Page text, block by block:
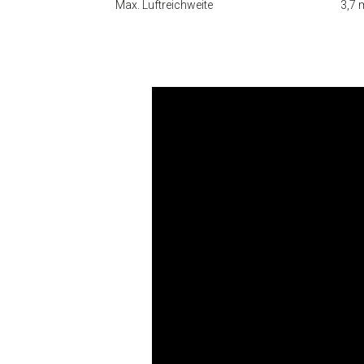
Max. Luftreichweite 3,7